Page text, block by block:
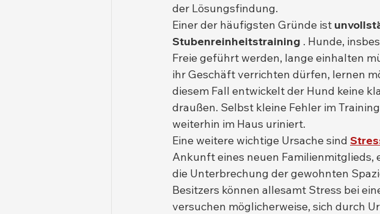
der Lösungsfindung.
Einer der häufigsten Gründe ist
Stubenreinheitstraining . Hunde,
Freie geführt werden, lange einhalten
ihr Geschäft verrichten dürfen, lernen
diesem Fall entwickelt der Hund keine
draußen. Selbst kleine Fehler im
weiterhin im Haus uriniert.
Eine weitere wichtige Ursache sind
Ankunft eines neuen Familienmitglieds,
die Unterbrechung der gewohnten
Besitzers können allesamt Stress bei
versuchen möglicherweise, sich durch